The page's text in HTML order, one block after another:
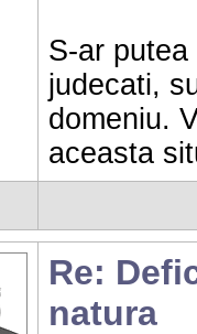
S-ar
judecati,
domeniu.
aceasta
Re:
natura